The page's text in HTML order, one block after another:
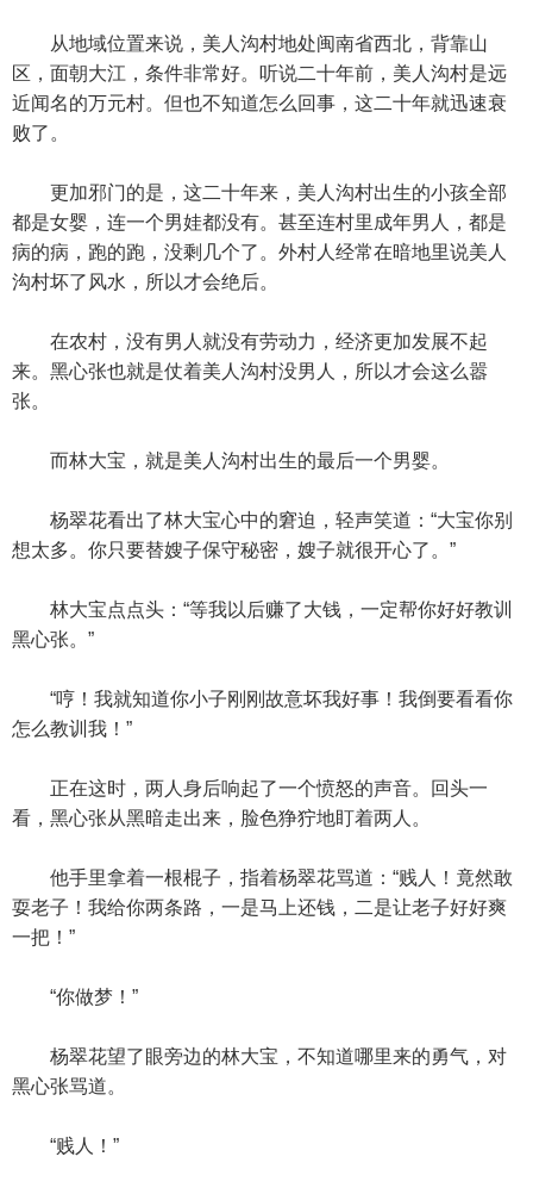
从地域位置来说，美人沟村地处闽南省西北，背靠山
区，面朝大江，条件非常好。听说二十年前，美人沟村是远
近闻名的万元村。但也不知道怎么回事，这二十年就迅速衰
败了。
更加邪门的是，这二十年来，美人沟村出生的小孩全部
都是女婴，连一个男娃都没有。甚至连村里成年男人，都是
病的病，跑的跑，没剩几个了。外村人经常在暗地里说美人
沟村坏了风水，所以才会绝后。
在农村，没有男人就没有劳动力，经济更加发展不起
来。黑心张也就是仗着美人沟村没男人，所以才会这么嚣
张。
而林大宝，就是美人沟村出生的最后一个男婴。
杨翠花看出了林大宝心中的窘迫，轻声笑道：“大宝你别
想太多。你只要替嫂子保守秘密，嫂子就很开心了。”
林大宝点点头：“等我以后赚了大钱，一定帮你好好教训
黑心张。”
“哼！我就知道你小子刚刚故意坏我好事！我倒要看看你
怎么教训我！”
正在这时，两人身后响起了一个愤怒的声音。回头一
看，黑心张从黑暗走出来，脸色狰狞地盯着两人。
他手里拿着一根棍子，指着杨翠花骂道：“贱人！竟然敢
耍老子！我给你两条路，一是马上还钱，二是让老子好好爽
一把！”
“你做梦！”
杨翠花望了眼旁边的林大宝，不知道哪里来的勇气，对
黑心张骂道。
“贱人！”